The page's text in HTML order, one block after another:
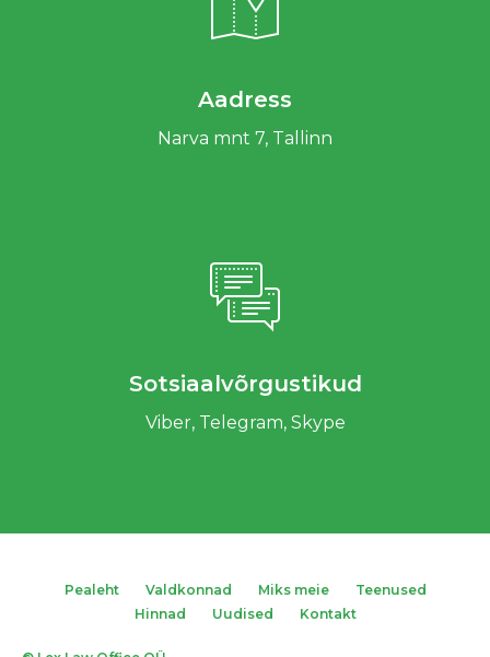
Aadress
Narva mnt 7, Tallinn
Sotsiaalvõrgustikud
Viber, Telegram, Skype
Pealeht Valdkonnad Miks meie
Teenused
Hinnad
Uudised Kontakt